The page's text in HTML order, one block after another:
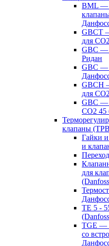
BML —
GBCT
для
GBC —
Ридан
GBC —
GBCH
для
GBC —
CO2 45
клапаны
Гайки
и
для
TE 5 -
TGE —
со